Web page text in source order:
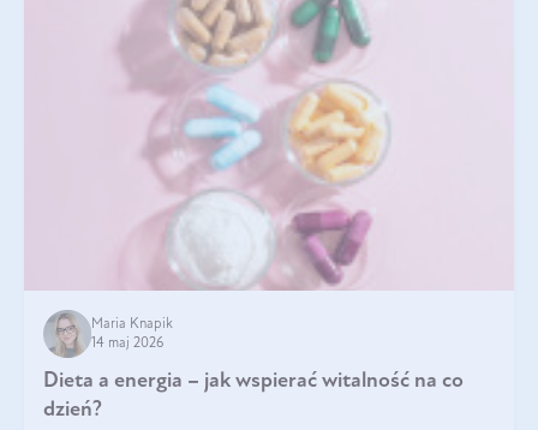
Maria Knapik
14 maj 2026
Dieta a energia – jak wspierać witalność na co
dzień?